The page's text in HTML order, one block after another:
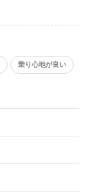
乗り心地が良い